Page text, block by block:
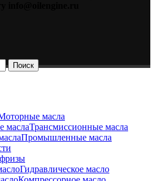
Поиск
масла
Трансмиссионные масла
Промышленные масла
Гидравлическое масло